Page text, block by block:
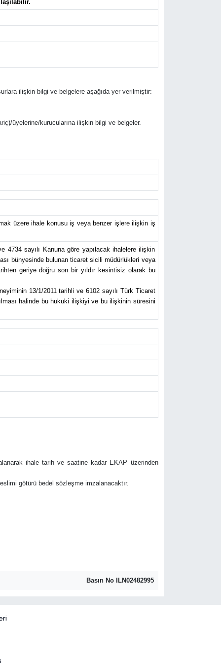
ilişkin bilgi ve belgelere aşağıda yer verilmiştir:
üyelerine/kurucularına ilişkin bilgi ve belgeler.
üzere ihale konusu iş veya benzer işlere ilişkin iş
4734 sayılı Kanuna göre yapılacak ihalelere ilişkin
bünyesinde bulunan ticaret sicili müdürlükleri veya
geriye doğru son bir yıldır kesintisiz olarak bu
13/1/2011 tarihli ve 6102 sayılı Türk Ticaret
halinde bu hukuki ilişkiyi ve bu ilişkinin süresini
ihale tarih ve saatine kadar EKAP üzerinden
götürü bedel sözleşme imzalanacaktır.
Basın No ILN02482995